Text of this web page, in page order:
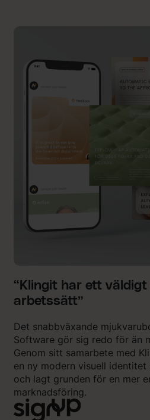
“Klingit har ett
arbetssätt”
Det snabbväxande
Software gör sig redo för än
Genom sitt samarbete med
en ny modern visuell
och lagt grunden för en mer
marknadsföring.